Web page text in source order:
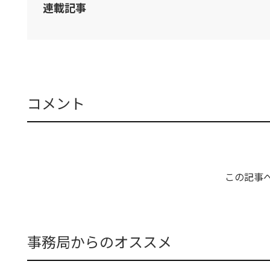
連載記事
コメント
この記事
事務局からのオススメ